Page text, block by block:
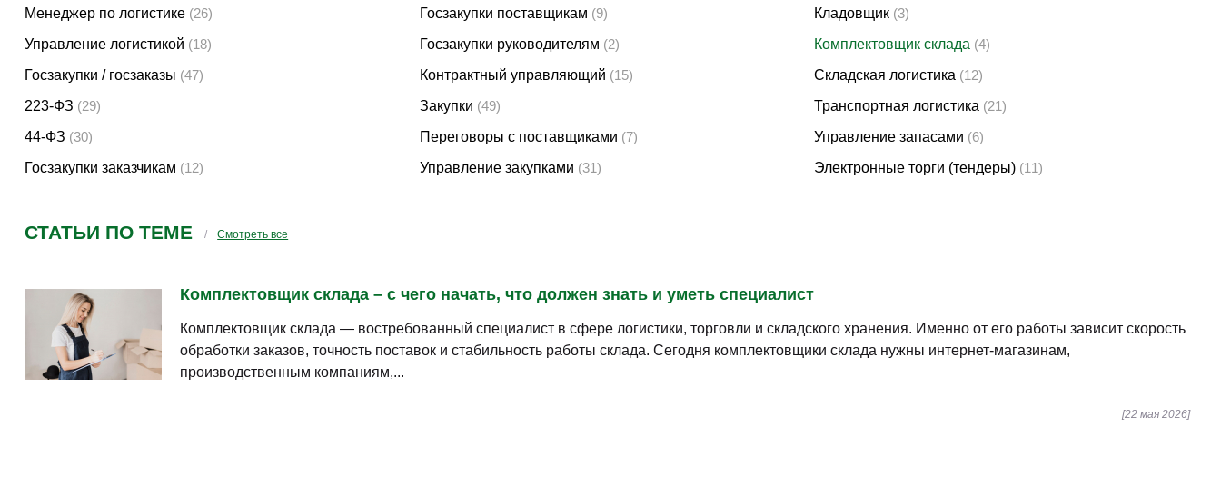
Менеджер по логистике (26)
Управление логистикой (18)
Госзакупки / госзаказы (47)
223-ФЗ (29)
44-ФЗ (30)
Госзакупки заказчикам (12)
Госзакупки поставщикам (9)
Госзакупки руководителям (2)
Контрактный управляющий (15)
Закупки (49)
Переговоры с поставщиками (7)
Управление закупками (31)
Кладовщик (3)
Комплектовщик склада (4)
Складская логистика (12)
Транспортная логистика (21)
Управление запасами (6)
Электронные торги (тендеры) (11)
СТАТЬИ ПО ТЕМЕ Смотреть все
Комплектовщик склада – с чего начать, что должен знать и уметь специалист
Комплектовщик склада — востребованный специалист в сфере логистики, торговли и складского хранения. Именно от его работы зависит скорость
обработки заказов, точность поставок и стабильность работы склада. Сегодня комплектовщики склада нужны интернет-магазинам,
производственным компаниям,...
[22 мая 2026]